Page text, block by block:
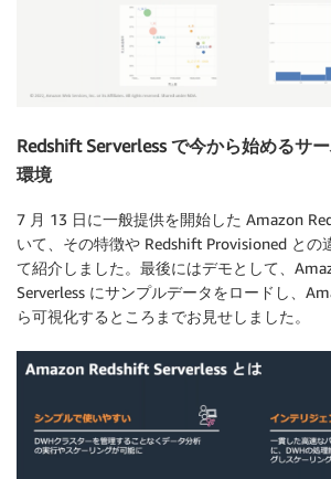
Redshift Serverless で今から始めるサ
環境
7 月 13 日に一般提供を開始した Amazon
いて、その特徴や Redshift Provisioned との
て紹介しました。最後にはデモとして、
Serverless にサンプルデータをロードし、
ら可視化するところまでお見せしました。